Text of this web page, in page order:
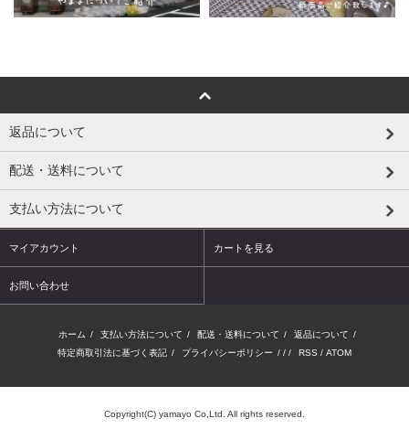
返品について
配送・送料について
支払い方法について
マイアカウント カートを見る
お問い合わせ
ホーム / 支払い方法について / 配送・送料について / 返品について /
特定商取引法に基づく表記 / プライバシーポリシー / / / RSS / ATOM
Copyright(C) yamayo Co,Ltd. All rights reserved.